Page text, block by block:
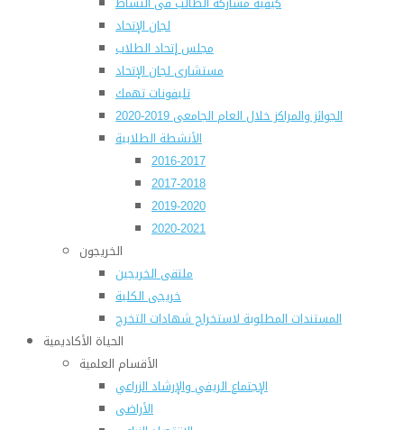
لجان الإتحاد
مجلس إتحاد الطلاب
مستشارى لجان الإتحاد
تليفونات تهمك
الجوائز والمراكز خلال العام الجامعى 2019-2020
الأنشطة الطلابية
2016-2017
2017-2018
2019-2020
2020-2021
الخريجون
ملتقى الخريجين
خريجى الكلية
المستندات المطلوبة لاستخراج شهادات التخرج
الحياة الأكاديمية
الأقسام العلمية
الإجتماع الريفي والإرشاد الزراعي
الأراضى